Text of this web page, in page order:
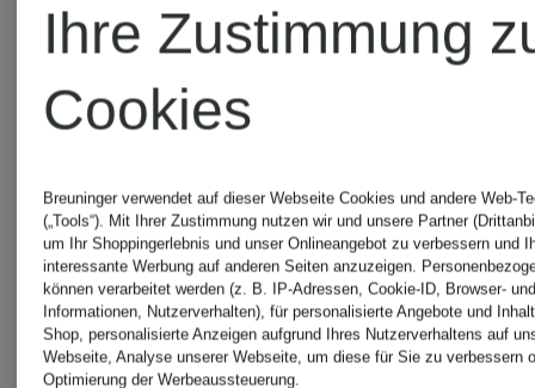
Burberry
Calvin
Klein
Chloé
GUCCI
Ihre Zustimmung
Cookies
Breuninger verwendet auf dieser Webseite Cookies und andere Web-
(„Tools“). Mit Ihrer Zustimmung nutzen wir und unsere Partner
um Ihr Shoppingerlebnis und unser Onlineangebot zu verbessern und
interessante Werbung auf anderen Seiten anzuzeigen.
können verarbeitet werden (z. B. IP-Adressen, Cookie-ID, Browser-
Informationen, Nutzerverhalten), für personalisierte Angebote und
Shop, personalisierte Anzeigen aufgrund Ihres Nutzerverhaltens auf
Webseite, Analyse unserer Webseite, um diese für Sie zu verbessern
Optimierung der Werbeaussteuerung.